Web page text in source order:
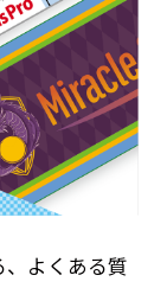
よくある質